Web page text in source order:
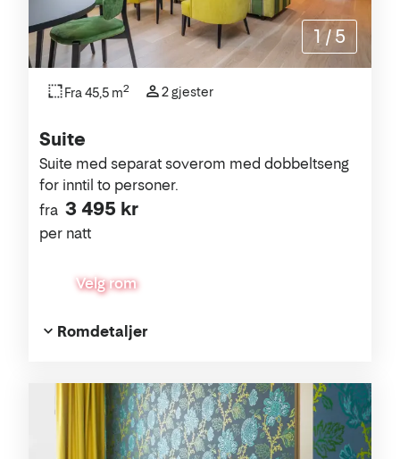
Suite
fra 3 495 kr
per natt
Suite med separat soverom med dobbeltseng
for inntil to personer.
Velg rom
Fra 45,5 m2 2 gjester
Romdetaljer
1 / 5